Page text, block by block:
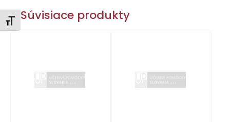
Zmeniť veľkosť písma
Súvisiace produkty